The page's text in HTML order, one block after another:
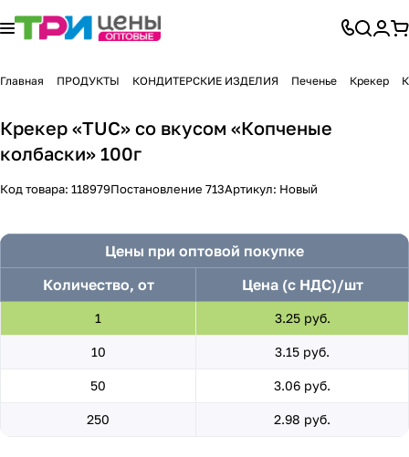
Главная ПРОДУКТЫ КОНДИТЕРСКИЕ ИЗДЕЛИЯ Печенье Крекер
Крекер «TUC» со вкусом «Копченые
колбаски» 100г
Код товара: 118979Постановление 713Артикул: Новый
Цены при оптовой покупке
Количество, от
Цена (с НДС)/шт
1 3.25 руб.
10 3.15 руб.
50 3.06 руб.
250 2.98 руб.